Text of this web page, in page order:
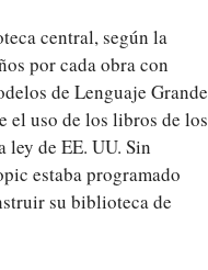
central, según la
por cada obra con
de Lenguaje Grande
el uso de los libros de los
de EE. UU. Sin
estaba programado
su biblioteca de